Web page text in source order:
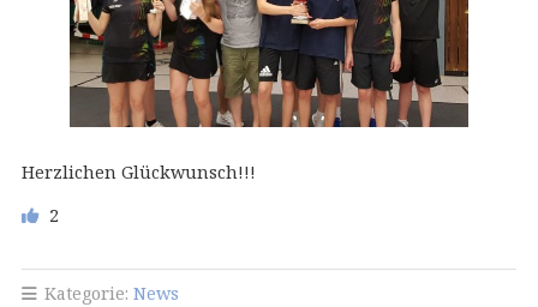
Herzlichen Glückwunsch!!!
2
Kategorie: News